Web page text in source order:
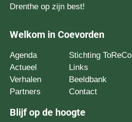
Drenthe op zijn best!
Welkom in Coevorden
Agenda
Actueel
Verhalen
Partners
Stichting ToReCo
Links
Beeldbank
Contact
Blijf op de hoogte